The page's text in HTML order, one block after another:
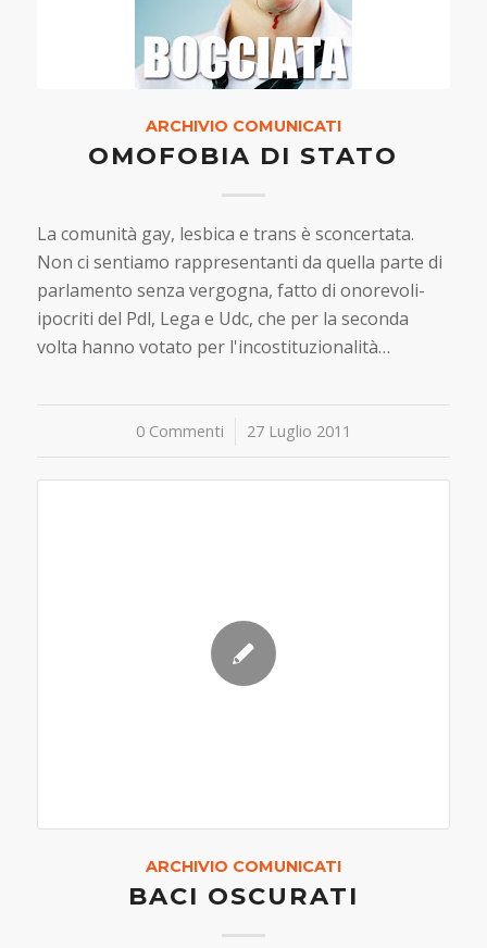
ARCHIVIO COMUNICATI
OMOFOBIA DI STATO
La comunità gay, lesbica e trans è sconcertata.
Non ci sentiamo rappresentanti da quella parte di
parlamento senza vergogna, fatto di onorevoli-
ipocriti del Pdl, Lega e Udc, che per la seconda
volta hanno votato per l'incostituzionalità…
0 Commenti
/ 27 Luglio 2011
ARCHIVIO COMUNICATI
BACI OSCURATI